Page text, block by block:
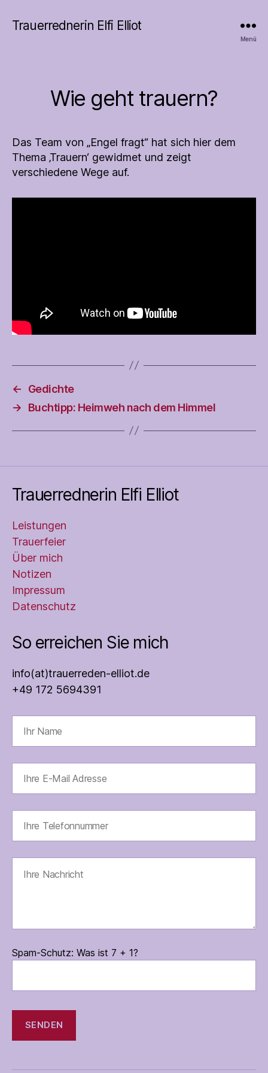
Trauerrednerin Elfi Elliot
Menü
Kategorien
Wie geht trauern?
Das Team von „Engel fragt“ hat sich hier dem
Thema ‚Trauern‘ gewidmet und zeigt
verschiedene Wege auf.
←
Gedichte
→
Buchtipp: Heimweh nach dem Himmel
Trauerrednerin Elfi Elliot
Leistungen
Trauerfeier
Über mich
Notizen
Impressum
Datenschutz
So erreichen Sie mich
info(at)trauerreden-elliot.de
+49 172 5694391
Spam-Schutz: Was ist 7 + 1?